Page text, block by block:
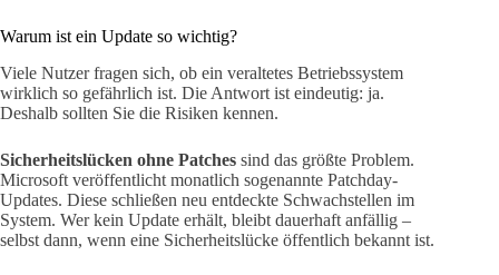
Warum ist ein Update so wichtig?
Viele Nutzer fragen sich, ob ein veraltetes Betriebssystem
wirklich so gefährlich ist. Die Antwort ist eindeutig: ja.
Deshalb sollten Sie die Risiken kennen.
Sicherheitslücken ohne Patches sind das größte Problem.
Microsoft veröffentlicht monatlich sogenannte Patchday-
Updates. Diese schließen neu entdeckte Schwachstellen im
System. Wer kein Update erhält, bleibt dauerhaft anfällig –
selbst dann, wenn eine Sicherheitslücke öffentlich bekannt ist.